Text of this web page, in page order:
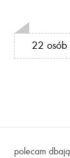
22 osób
polecam